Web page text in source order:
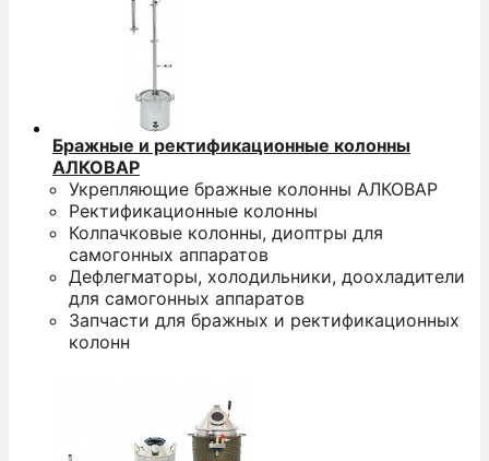
Бражные и ректификационные колонны
АЛКОВАР
Укрепляющие бражные колонны АЛКОВАР
Ректификационные колонны
Колпачковые колонны, диоптры для
самогонных аппаратов
Дефлегматоры, холодильники, доохладители
для самогонных аппаратов
Запчасти для бражных и ректификационных
колонн